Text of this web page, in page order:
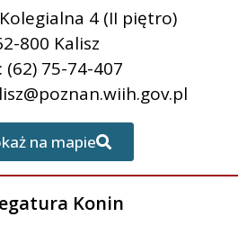
4 (II piętro)
800 Kalisz
(62) 75-74-407
na mapie
Konin